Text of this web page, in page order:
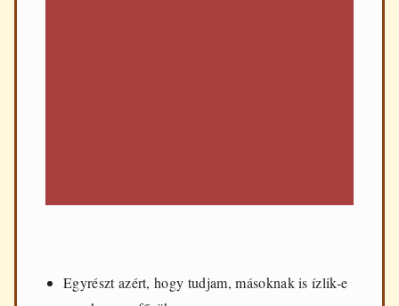
Egyrészt azért, hogy tudjam, másoknak is ízlik-e